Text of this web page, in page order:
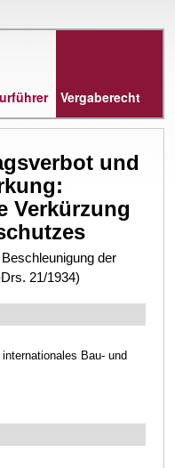
Vergaberecht
und
Verkürzung
der
21/1934)
Bau- und